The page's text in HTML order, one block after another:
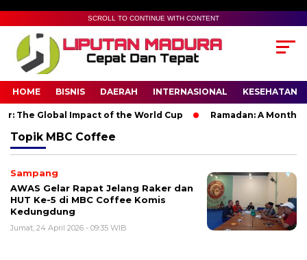
SCROLL TO CONTINUE WITH CONTENT
HOME BISNIS DAERAH INTERNASIONAL KESEHATAN
The Global Impact of the World Cup Ramadan: A Month
Topik MBC Coffee
Sampang
AWAS Gelar Rapat Jelang Raker dan
HUT Ke-5 di MBC Coffee Komis
Kedungdung
Jumat, 24 April 2026 - 09:35 WIB